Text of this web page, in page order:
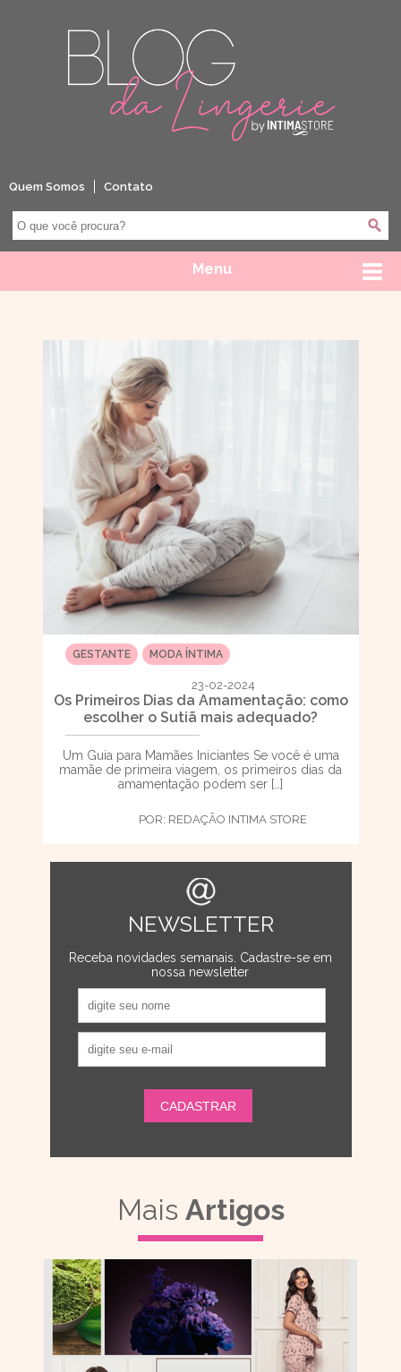
Quem Somos Contato
Menu
GESTANTE MODA ÍNTIMA
23-02-2024
Os Primeiros Dias da Amamentação: como
escolher o Sutiã mais adequado?
Um Guia para Mamães Iniciantes Se você é uma
mamãe de primeira viagem, os primeiros dias da
amamentação podem ser […]
POR: REDAÇÃO INTIMA STORE
NEWSLETTER
Receba novidades semanais. Cadastre-se em
nossa newsletter
Mais Artigos